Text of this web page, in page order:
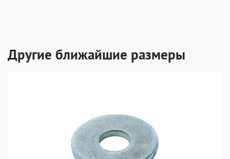
Другие ближайшие размеры